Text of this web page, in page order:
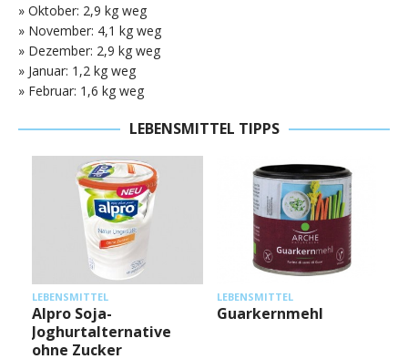
» Oktober: 2,9 kg weg
» November: 4,1 kg weg
» Dezember: 2,9 kg weg
» Januar: 1,2 kg weg
» Februar: 1,6 kg weg
LEBENSMITTEL TIPPS
LEBENSMITTEL
Alpro Soja-
Joghurtalternative
ohne Zucker
LEBENSMITTEL
Guarkernmehl